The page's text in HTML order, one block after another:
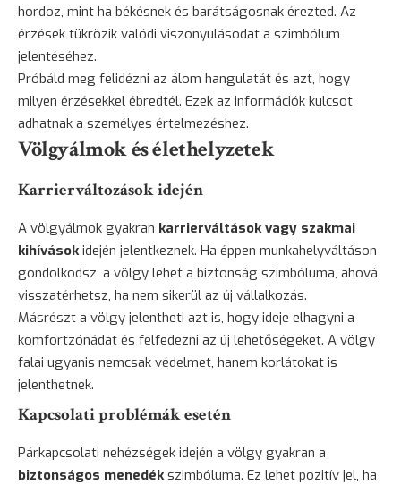
hordoz, mint ha békésnek és barátságosnak érezted. Az
érzések tükrözik valódi viszonyulásodat a szimbólum
jelentéséhez.
Próbáld meg felidézni az álom hangulatát és azt, hogy
milyen érzésekkel ébredtél. Ezek az információk kulcsot
adhatnak a személyes értelmezéshez.
Völgyálmok és élethelyzetek
Karrierváltozások idején
A völgyálmok gyakran karrierváltások vagy szakmai
kihívásokidején jelentkeznek. Ha éppen munkahelyváltáson
gondolkodsz, a völgy lehet a biztonság szimbóluma, ahová
visszatérhetsz, ha nem sikerül az új vállalkozás.
Másrészt a völgy jelentheti azt is, hogy ideje elhagyni a
komfortzónádat és felfedezni az új lehetőségeket. A völgy
falai ugyanis nemcsak védelmet, hanem korlátokat is
jelenthetnek.
Kapcsolati problémák esetén
Párkapcsolati nehézségek idején a völgy gyakran a
biztonságos menedékszimbóluma. Ez lehet pozitív jel, ha